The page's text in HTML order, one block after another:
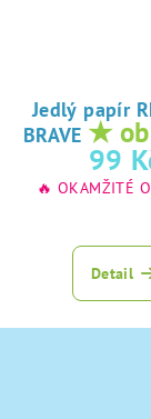
Jedlý papír
BRAVE ★
tisk na
99
🔥 OKAMŽITÉ
Detail